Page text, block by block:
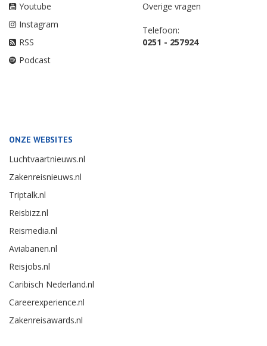
Youtube
Instagram
RSS
Podcast
Overige vragen
Telefoon:
0251 - 257924
ONZE WEBSITES
Luchtvaartnieuws.nl
Zakenreisnieuws.nl
Triptalk.nl
Reisbizz.nl
Reismedia.nl
Aviabanen.nl
Reisjobs.nl
Caribisch Nederland.nl
Careerexperience.nl
Zakenreisawards.nl